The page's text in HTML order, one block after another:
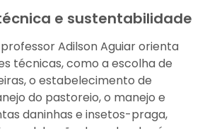
e sustentabilidade
Adilson Aguiar orienta
técnicas, como a escolha de
o estabelecimento de
do pastoreio, o manejo e
daninhas e insetos-praga,